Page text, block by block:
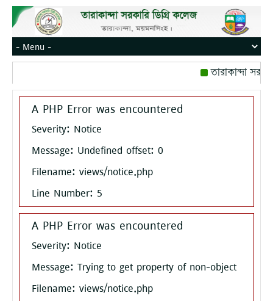
তারাকান্দা
রোজ বৃহস্পতিবার।
A PHP Error was encountered
Severity: Notice
Message: Undefined offset: 0
Filename: views/notice.php
Line Number: 5
A PHP Error was encountered
Severity: Notice
Message: Trying to get property of non-object
Filename: views/notice.php